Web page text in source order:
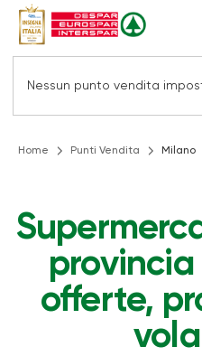
Home Punti Vendita Milano
offerte,